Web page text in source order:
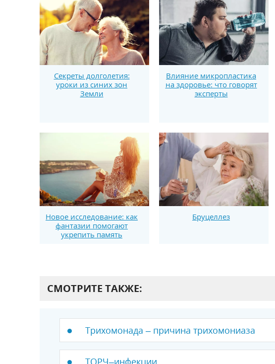
Секреты долголетия:
уроки из синих зон
Земли
Влияние микропластика
на здоровье: что говорят
эксперты
Новое исследование: как
фантазии помогают
укрепить память
Бруцеллез
СМОТРИТЕ ТАКЖЕ:
Трихомонада – причина трихомониаза